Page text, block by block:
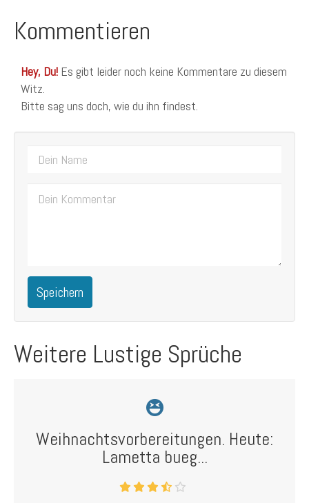
Kommentieren
Hey, Du! Es gibt leider noch keine Kommentare zu diesem
Witz.
Bitte sag uns doch, wie du ihn findest.
Speichern
Weitere Lustige Sprüche
Weihnachtsvorbereitungen. Heute:
Lametta bueg...